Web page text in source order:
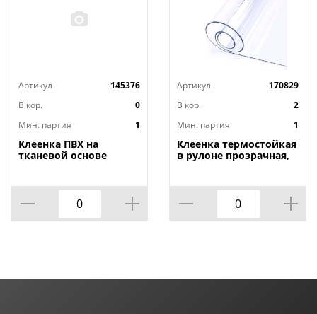
Артикул
145376
В кор.
0
Мин. партия
1
Клеенка ПВХ на
тканевой основе
потертости, грязные
края
Артикул
170829
В кор.
2
Мин. партия
1
Клеенка термостойкая
в рулоне прозрачная,
HOZBAT